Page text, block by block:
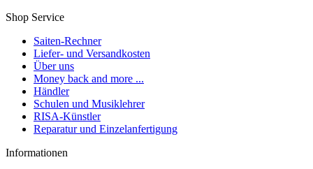
Shop Service
Saiten-Rechner
Liefer- und Versandkosten
Über uns
Money back and more ...
Händler
Schulen und Musiklehrer
RISA-Künstler
Reparatur und Einzelanfertigung
Informationen